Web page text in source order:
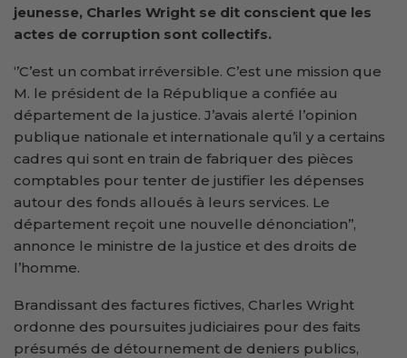
jeunesse, Charles Wright se dit conscient que les
actes de corruption sont collectifs.
‘’C’est un combat irréversible. C’est une mission que
M. le président de la République a confiée au
département de la justice. J’avais alerté l’opinion
publique nationale et internationale qu’il y a certains
cadres qui sont en train de fabriquer des pièces
comptables pour tenter de justifier les dépenses
autour des fonds alloués à leurs services. Le
département reçoit une nouvelle dénonciation’’,
annonce le ministre de la justice et des droits de
l’homme.
Brandissant des factures fictives, Charles Wright
ordonne des poursuites judiciaires pour des faits
présumés de détournement de deniers publics,